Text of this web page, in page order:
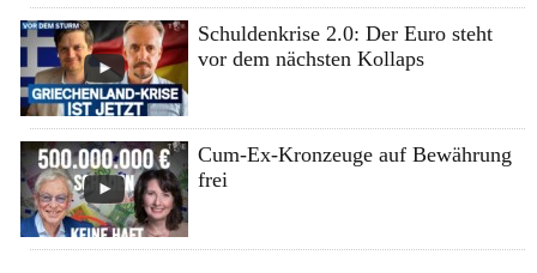
Schuldenkrise 2.0: Der Euro steht
vor dem nächsten Kollaps
Cum-Ex-Kronzeuge auf Bewährung
frei